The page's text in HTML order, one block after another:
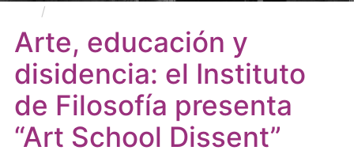
Filosofía presenta “Art School Dissent”
Arte, educación y
disidencia: el Instituto
de Filosofía presenta
“Art School Dissent”